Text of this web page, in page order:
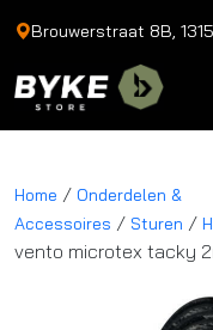
Brouwerstraat 8B,
Home / Onderdelen &
Accessoires / Sturen /
vento microtex tacky